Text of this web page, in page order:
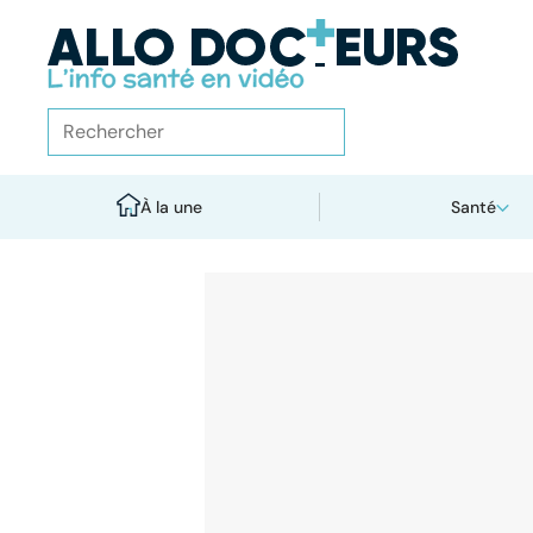
À la une Santé